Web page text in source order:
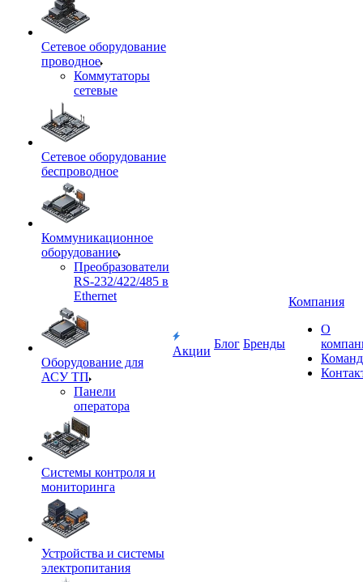
Сетевое оборудование
проводное
Коммутаторы
сетевые
Сетевое оборудование
беспроводное
Коммуникационное
оборудование
Преобразователи
RS-232/422/485 в
Ethernet
Оборудование для
АСУ ТП
Панели
оператора
Системы контроля и
мониторинга
Устройства и системы
электропитания
Акции
Блог Бренды
Компания
О